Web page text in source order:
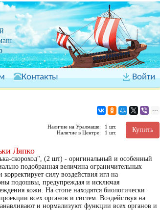
Контакты Войти
Наличие на Уралмаше:
1 шт.
Наличие в Центре:
1 шт. Купить
Ляпко
скороход", (2 шт) - оригинальный и особенный
подобранная величина ограничительных
корректирует силу воздействия игл на
подошвы, предупреждая и исключая
кожи. На стопе находятся биологически
всех органов и систем. Воздействуя на
и нормализуют функции всех органов и